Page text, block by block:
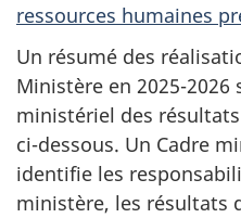
ressources humaines
Un résumé des
Ministère en 2025-2026
ministériel des
ci-dessous. Un Cadre
identifie les
ministère, les résultats